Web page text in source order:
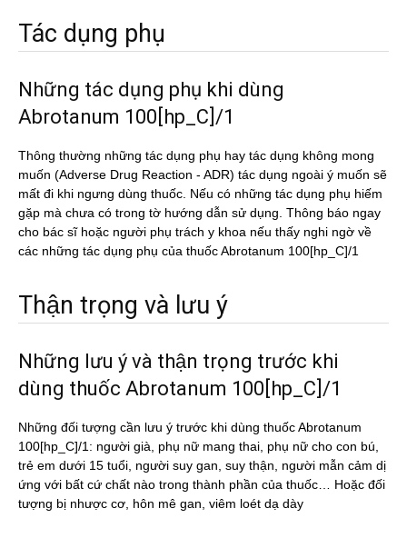
Tác dụng phụ
Những tác dụng phụ khi dùng
Abrotanum 100[hp_C]/1
Thông thường những tác dụng phụ hay tác dụng không mong
muốn (Adverse Drug Reaction - ADR) tác dụng ngoài ý muốn sẽ
mất đi khi ngưng dùng thuốc. Nếu có những tác dụng phụ hiếm
gặp mà chưa có trong tờ hướng dẫn sử dụng. Thông báo ngay
cho bác sĩ hoặc người phụ trách y khoa nếu thấy nghi ngờ về
các những tác dụng phụ của thuốc Abrotanum 100[hp_C]/1
Thận trọng và lưu ý
Những lưu ý và thận trọng trước khi
dùng thuốc Abrotanum 100[hp_C]/1
Những đối tượng cần lưu ý trước khi dùng thuốc Abrotanum
100[hp_C]/1: người già, phụ nữ mang thai, phụ nữ cho con bú,
trẻ em dưới 15 tuổi, người suy gan, suy thận, người mẫn cảm dị
ứng với bất cứ chất nào trong thành phần của thuốc… Hoặc đối
tượng bị nhược cơ, hôn mê gan, viêm loét dạ dày